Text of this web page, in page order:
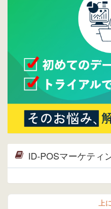
Facebookペ
ら。
ウレコンサ
ID-POSマーケティ
上